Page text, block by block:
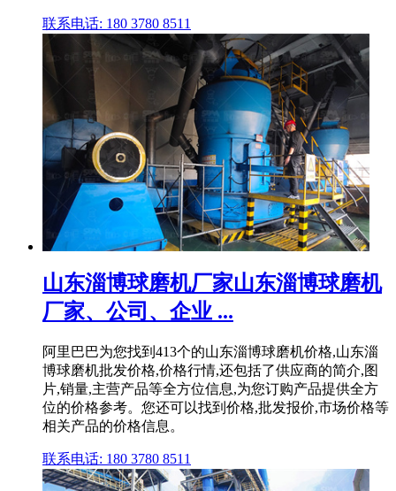
联系电话: 180 3780 8511
山东淄博球磨机厂家山东淄博球磨机
厂家、公司、企业 ...
阿里巴巴为您找到413个的山东淄博球磨机价格,山东淄
博球磨机批发价格,价格行情,还包括了供应商的简介,图
片,销量,主营产品等全方位信息,为您订购产品提供全方
位的价格参考。您还可以找到价格,批发报价,市场价格等
相关产品的价格信息。
联系电话: 180 3780 8511